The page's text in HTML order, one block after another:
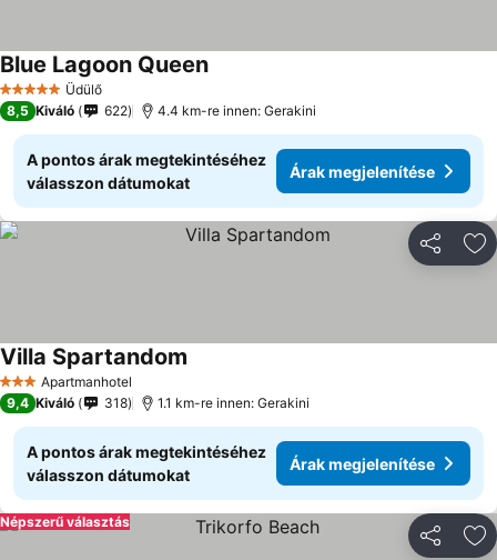
5 KategóriaÜdülő
Blue Lagoon QueenÁrak megjelenítése
8,5 Kiváló 622 4.4 km-re innen: Gerakini
A pontos árak megtekintéséhez
válasszon dátumokat
Árak megjelenítése
3 KategóriaApartmanhotel
Villa Spartandom
9,4 Kiváló 318 1.1 km-re innen: Gerakini
A pontos árak megtekintéséhez
válasszon dátumokat
Árak megjelenítése
Népszerű választás